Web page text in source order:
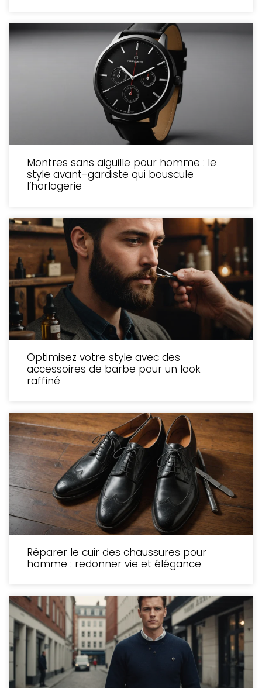
Montres sans aiguille pour homme : le
style avant-gardiste qui bouscule
l’horlogerie
Optimisez votre style avec des
accessoires de barbe pour un look
raffiné
Réparer le cuir des chaussures pour
homme : redonner vie et élégance